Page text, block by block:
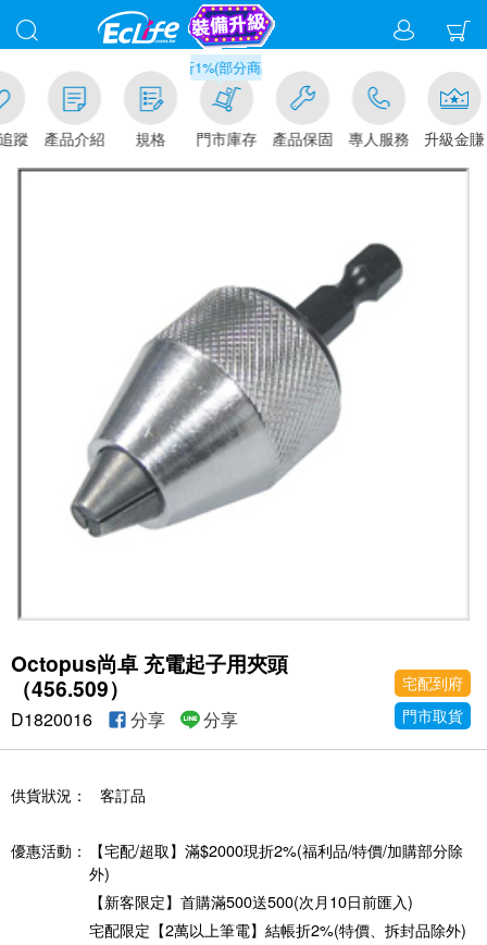
蹤 產品介紹 規格
滿千元門市取貨現折1%(部分商品不適用)-請點我看
門市庫存 產品保固 專人服務 升級金賺
Octopus尚卓 充電起子用夾頭
（456.509）
宅配到府
門市取貨
D1820016 分享 分享
供貨狀況： 客訂品
優惠活動：
【宅配/超取】滿$2000現折2%(福利品/特價/加購部分除
外)
【新客限定】首購滿500送500(次月10日前匯入)
宅配限定【2萬以上筆電】結帳折2%(特價、拆封品除外)